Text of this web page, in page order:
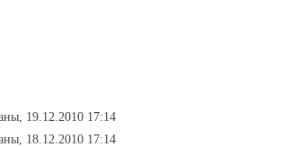
19.12.2010 17:14
18.12.2010 17:14